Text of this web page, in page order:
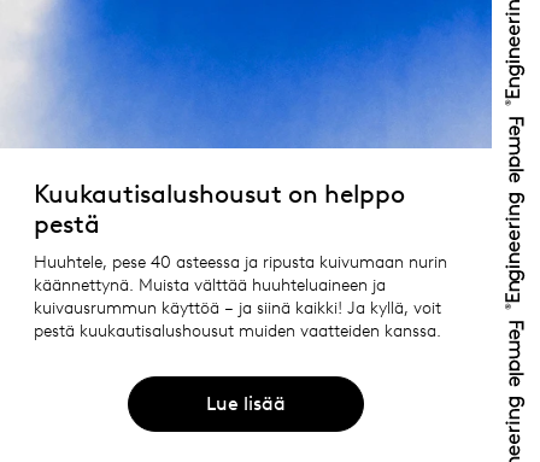
Kuukautisalushousut on helppo
pestä
Huuhtele, pese 40 asteessa ja ripusta kuivumaan nurin
käännettynä. Muista välttää huuhteluaineen ja
kuivausrummun käyttöä – ja siinä kaikki! Ja kyllä, voit
pestä kuukautisalushousut muiden vaatteiden kanssa.
Lue lisää